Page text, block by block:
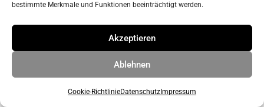
bestimmte Merkmale und Funktionen beeinträchtigt werden.
Akzeptieren
Ablehnen
Cookie-RichtlinieDatenschutz Impressum